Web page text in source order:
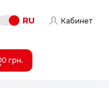
RU Кабинет
0 грн.